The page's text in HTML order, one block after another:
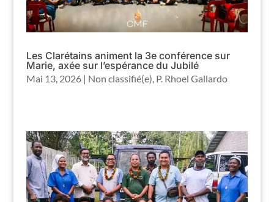
Les Clarétains animent la 3e conférence sur
Marie, axée sur l’espérance du Jubilé
Mai 13, 2026| Non classifié(e), P. Rhoel Gallardo